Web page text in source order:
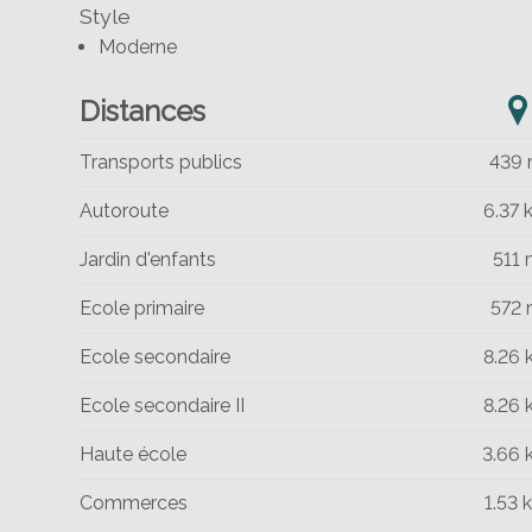
Style
Moderne
Distances
Transports publics 439
Autoroute 6.37
Jardin d'enfants 511
Ecole primaire 572
Ecole secondaire 8.26
Ecole secondaire II 8.26
Haute école 3.66
Commerces 1.53